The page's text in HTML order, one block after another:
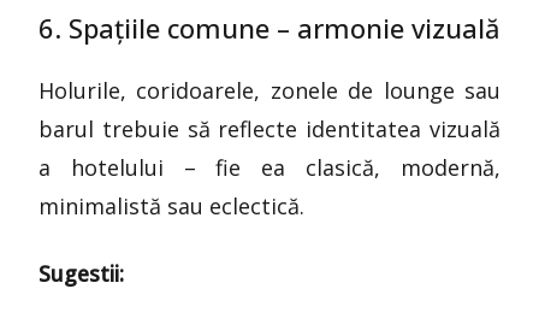
6. Spațiile comune – armonie vizuală
Holurile, coridoarele, zonele de lounge sau
barul trebuie să reflecte identitatea vizuală
a hotelului – fie ea clasică, modernă,
minimalistă sau eclectică.
Sugestii: